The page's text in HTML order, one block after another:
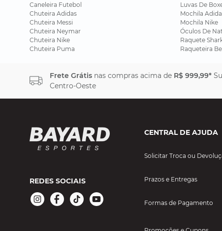
Caneleira Futebol
Chuteira Adidas
Chuteira Messi
Chuteira Neymar
Chuteira Nike
Chuteira Puma
Luvas De
Mochila
Mochila Nike
Óculos De
Raquete
Raqueteira
Frete Grátis nas compras acima de R$ 999,99*
Centro-Oeste
REDES SOCIAIS
CENTRAL DE AJUDA
Solicitar Troca ou
Prazos e Entregas
Formas de Pagamento